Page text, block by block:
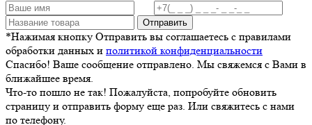
Отправить
*Нажимая кнопку Отправить вы соглашаетесь с правилами
обработки данных и политикой конфиденциальности
Спасибо! Ваше сообщение отправлено. Мы свяжемся с Вами в
ближайшее время.
Что-то пошло не так! Пожалуйста, попробуйте обновить
страницу и отправить форму еще раз. Или свяжитесь с нами
по телефону.